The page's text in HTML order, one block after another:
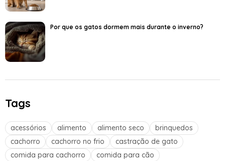
Por que os gatos dormem mais durante o inverno?
Tags
acessórios alimento alimento seco
brinquedos
cachorro
cachorro no frio
castração de gato
comida para cachorro
comida para cão